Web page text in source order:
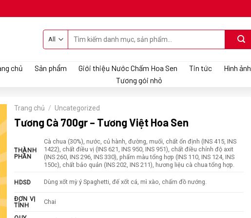
kiếm:
chủ Sản phẩm Giới thiệu Nước Chấm Hoa Sen Tin tức Hình ảnh
Tương gói nhỏ
Trang chủ / Uncategorized
Tương Cà 700gr – Tương Việt Hoa Sen
THÀNH
PHẦN
Cà chua (30%), nước, củ hành, đường, muối, chất ổn định (INS 415, INS
1422), chất điều vị (INS 621, INS 950, INS 951), chất điều chỉnh độ axit
(INS 260, INS 296, INS 330), phẩm màu tổng hợp (INS 110, INS 124, INS
150c), chất bảo quản (INS 202, INS 211), hương liệu cà chua tổng hợp.
HDSD Dùng xốt mỳ ý Spaghetti, đế xốt cá, mì xào, chấm đồ nướng.
ĐƠN VỊ
TÍNH
Chai